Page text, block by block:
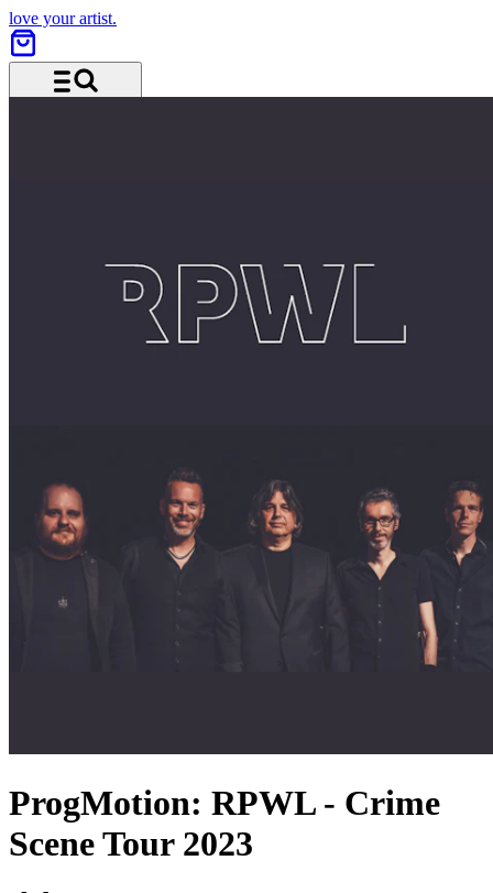
love your artist.
ProgMotion: RPWL - Crime
Scene Tour 2023